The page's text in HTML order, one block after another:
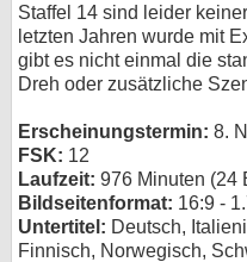
Staffel 14 sind leider
letzten Jahren wurde mit
gibt es nicht einmal die
Dreh oder zusätzliche
Erscheinungstermin: 8.
FSK: 12
Laufzeit: 976 Minuten (24
Bildseitenformat: 16:9 -
Untertitel: Deutsch,
Finnisch, Norwegisch,